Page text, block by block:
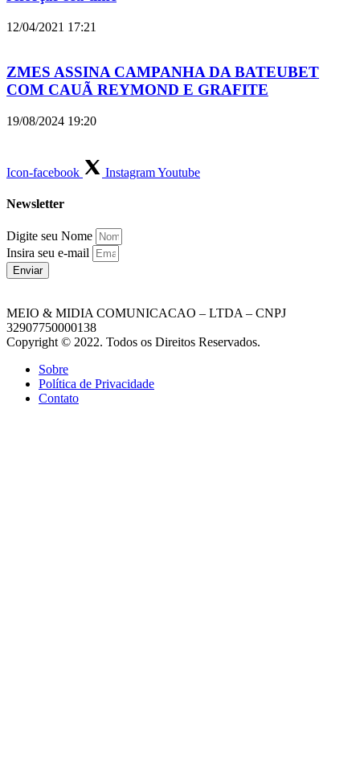
12/04/2021 17:21
ZMES ASSINA CAMPANHA DA BATEUBET
COM CAUÃ REYMOND E GRAFITE
19/08/2024 19:20
Icon-facebook InstagramYoutube
Newsletter
Digite seu Nome
Insira seu e-mail
Enviar
MEIO & MIDIA COMUNICACAO – LTDA – CNPJ
32907750000138
Copyright © 2022. Todos os Direitos Reservados.
Sobre
Política de Privacidade
Contato